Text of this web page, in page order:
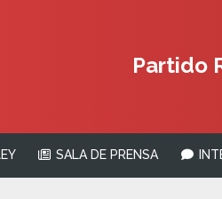
Partido
SALA DE PRENSA